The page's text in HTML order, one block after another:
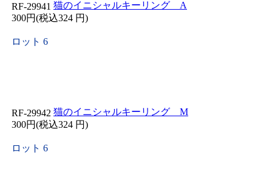
RF-29941 猫のイニシャルキーリング A
300円(税込324 円)
ロット 6
RF-29942 猫のイニシャルキーリング M
300円(税込324 円)
ロット 6